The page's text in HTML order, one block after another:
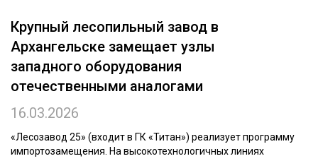
ПРОИЗВОДСТВО ДРЕВЕСНЫХ ПЛИТ
ЦБП
КОМПЛЕКСНАЯ ПЕРЕРАБОТКА
ЛЕСОПИЛЕНИЕ
ДЕРЕВЯННОЕ ДОМОСТРОЕНИЕ
Крупный лесопильный завод в
Архангельске замещает узлы
западного оборудования
отечественными аналогами
16.03.2026
«Лесозавод 25» (входит в ГК «Титан») реализует программу
импортозамещения. На высокотехнологичных линиях